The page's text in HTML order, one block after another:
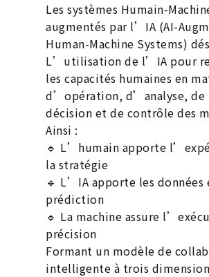
Les systèmes Humain-
augmentés par l’IA (AI-
Human-Machine Systems)
L’utilisation de l’IA pour
les capacités humaines en
d’opération, d’analyse, de
décision et de contrôle des
Ainsi :
🔹 L’humain apporte
la stratégie
🔹 L’IA apporte les données
prédiction
🔹 La machine assure
précision
Formant un modèle de
intelligente à trois